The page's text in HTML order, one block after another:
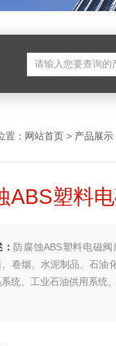
置： 网站首页 > 产品展示
ABS塑料
防腐蚀ABS塑料电磁
卷烟、水泥制品、石油
统、工业石油供用系统